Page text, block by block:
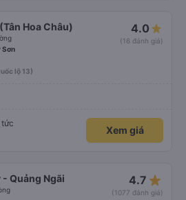
Hoa Châu) 4.0
(16 đánh giá)
Sơn
lộ 13)
Xem giá
Quảng Ngãi 4.7 star_rate
(1077 đánh giá)